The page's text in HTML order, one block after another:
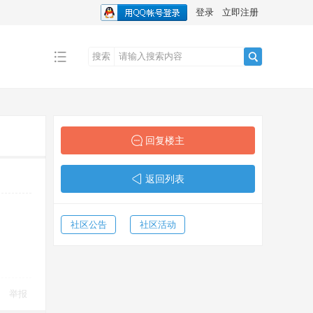
登录 立即注册
搜索
举报
回复楼主
返回列表
社区公告 社区活动